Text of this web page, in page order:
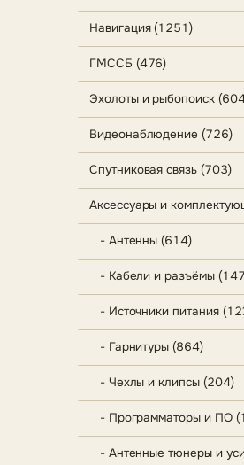
Навигация (1251)
ГМССБ (476)
Эхолоты и рыбопоиск
Видеонаблюдение (726)
Спутниковая связь (703)
Аксессуары и
- Антенны (614)
- Кабели и разъёмы
- Источники питания
- Гарнитуры (864)
- Чехлы и клипсы (204)
- Программаторы и ПО
- Антенные тюнеры и